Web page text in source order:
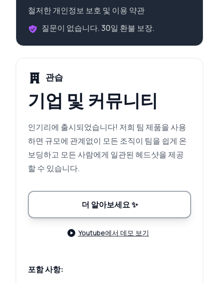
철저한 개인정보 보호 및 이용 약관
질문이 없습니다. 30일 환불 보장.
관습
기업 및 커뮤니티
인기리에 출시되었습니다! 저희 팀 제품을 사용
하면 규모에 관계없이 모든 조직이 팀을 쉽게 온
보딩하고 모든 사람에게 일관된 헤드샷을 제공
할 수 있습니다.
더 알아보세요✨
Youtube에서 데모 보기
포함 사항: